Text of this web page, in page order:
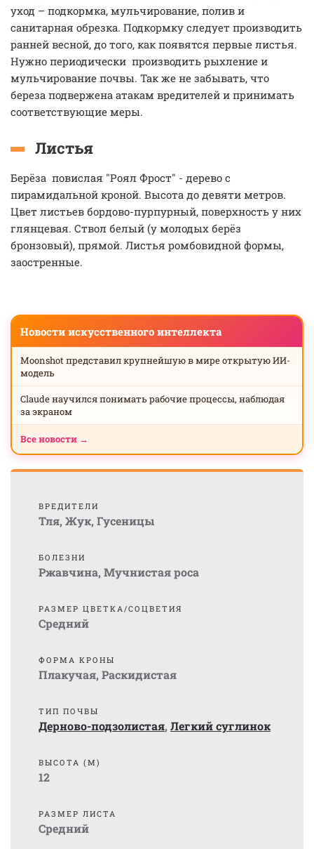
уход – подкормка, мульчирование, полив и
санитарная обрезка. Подкормку следует производить
ранней весной, до того, как появятся первые листья.
Нужно периодически производить рыхление и
мульчирование почвы. Так же не забывать, что
береза подвержена атакам вредителей и принимать
соответствующие меры.
Листья
Берёза повислая "Роял Фрост" - дерево с
пирамидальной кроной. Высота до девяти метров.
Цвет листьев бордово-пурпурный, поверхность у них
глянцевая. Ствол белый (у молодых берёз
бронзовый), прямой. Листья ромбовидной формы,
заостренные.
Новости искусственного интеллекта
Moonshot представил крупнейшую в мире открытую ИИ-
модель
Claude научился понимать рабочие процессы, наблюдая
за экраном
Все новости →
ВРЕДИТЕЛИ
Тля, Жук, Гусеницы
БОЛЕЗНИ
Ржавчина, Мучнистая роса
РАЗМЕР ЦВЕТКА/СОЦВЕТИЯ
Средний
ФОРМА КРОНЫ
Плакучая, Раскидистая
ТИП ПОЧВЫ
Дерново-подзолистая, Легкий суглинок
ВЫСОТА (М)
12
РАЗМЕР ЛИСТА
Средний